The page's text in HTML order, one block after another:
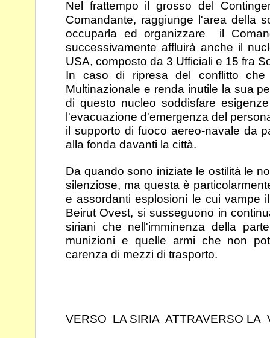
Nel frattempo il grosso del
Comandante, raggiunge l'area della
occuparla ed organizzare il
successivamente affluirà anche il
USA, composto da 3 Ufficiali e 15 fra
In caso di ripresa del conflitto che
Multinazionale e renda inutile la sua
di questo nucleo soddisfare
l'evacuazione d'emergenza del
il supporto di fuoco aereo-navale da
alla fonda davanti la città.
Da quando sono iniziate le ostilità le
silenziose, ma questa è
e assordanti esplosioni le cui vampe
Beirut Ovest, si susseguono in
siriani che nell'imminenza della
munizioni e quelle armi che non
carenza di mezzi di trasporto.
VERSO LA SIRIA ATTRAVERSO